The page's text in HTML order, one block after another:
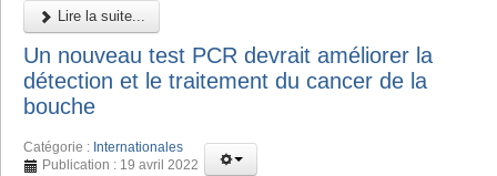
Lire la suite...
Un nouveau test PCR devrait améliorer la
détection et le traitement du cancer de la
bouche
Catégorie : Internationales
Publication : 19 avril 2022